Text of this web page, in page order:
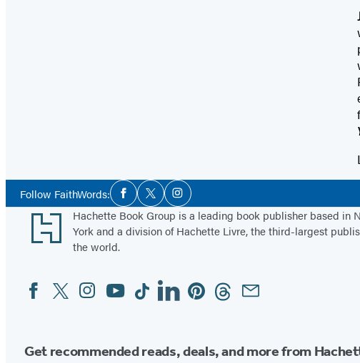
Follow FaithWords:Social
Media
Facebook
TwitterInstagram
Footer
Hachette Book Group is a leading book publisher based in
York and a division of Hachette Livre, the third-largest
the world.
Social
Media
FacebookTwitterInstagram
YouTubeTiktokLinkedinPinterestThreadsEmail
Get recommended reads, deals, and more from